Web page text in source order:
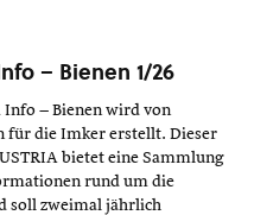
– Bienen 1/26
Info – Bienen wird von
für die Imker erstellt. Dieser
bietet eine Sammlung
rund um die
soll zweimal jährlich